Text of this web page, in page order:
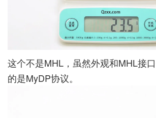
这个不是MHL，虽然外观和MHL接
的是MyDP协议。